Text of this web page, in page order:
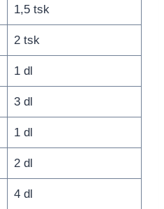
1,5 tsk
2 tsk
1 dl
3 dl
1 dl
2 dl
4 dl